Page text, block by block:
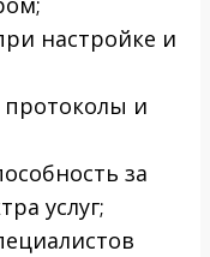
настройке и
и
за
услуг;